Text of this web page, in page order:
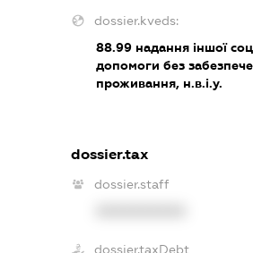
dossier.kveds:
88.99надання іншої
допомоги без
проживання, н.в.і.у.
dossier.tax
dossier.staff
dossier.taxDebt